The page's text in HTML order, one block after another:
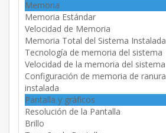
Memoria
Memoria Estándar
Velocidad de Memoria
Memoria Total del Sistema Instalada
Tecnología de memoria del sistema
Velocidad de la memoria del sistema
Configuración de memoria de ranura
instalada
Pantalla y gráficos
Resolución de la Pantalla
Brillo